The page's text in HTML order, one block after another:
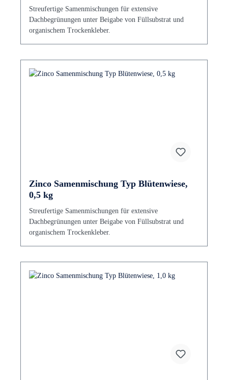
Streufertige Samenmischungen für extensive
Dachbegrünungen unter Beigabe von Füllsubstrat und
organischem Trockenkleber.
Zinco Samenmischung Typ Blütenwiese,
0,5 kg
Streufertige Samenmischungen für extensive
Dachbegrünungen unter Beigabe von Füllsubstrat und
organischem Trockenkleber.